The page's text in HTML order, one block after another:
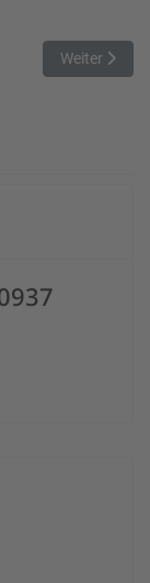
Nächster
Weiter